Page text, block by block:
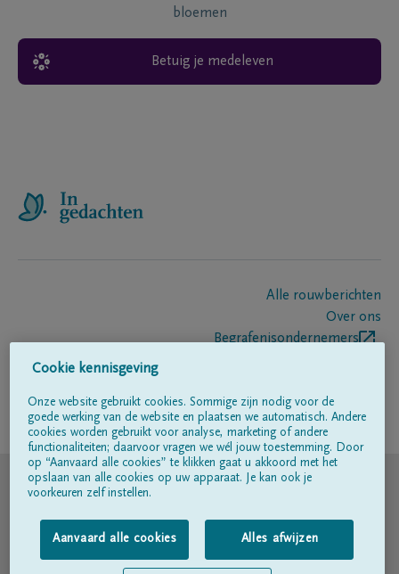
bloemen
Betuig je medeleven
Alle rouwberichten
Over ons
Begrafenisondernemers
Volg ons op
© DELA
Gebruiksvoorwaarden
Privacyverklaring
Cookie kennisgeving
Onze website gebruikt cookies. Sommige zijn nodig voor de
goede werking van de website en plaatsen we automatisch. Andere
cookies worden gebruikt voor analyse, marketing of andere
functionaliteiten; daarvoor vragen we wél jouw toestemming. Door
op “Aanvaard alle cookies” te klikken gaat u akkoord met het
opslaan van alle cookies op uw apparaat. Je kan ook je
voorkeuren zelf instellen.
Aanvaard alle cookies Alles afwijzen